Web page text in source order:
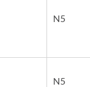
N5
N5